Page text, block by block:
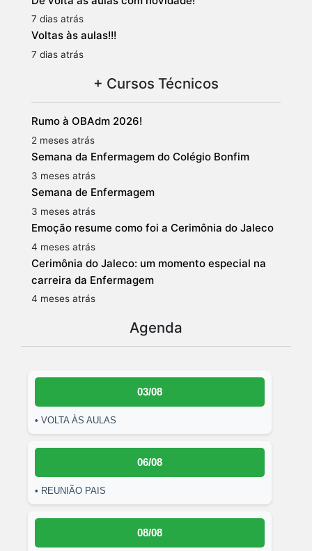
7 dias atrás
Voltas às aulas!!!
7 dias atrás
+ Cursos Técnicos
Rumo à OBAdm 2026!
2 meses atrás
Semana da Enfermagem do Colégio Bonfim
3 meses atrás
Semana de Enfermagem
3 meses atrás
Emoção resume como foi a Cerimônia do Jaleco
4 meses atrás
Cerimônia do Jaleco: um momento especial na
carreira da Enfermagem
4 meses atrás
Agenda
03/08
• VOLTA ÀS AULAS
06/08
• REUNIÃO PAIS
08/08